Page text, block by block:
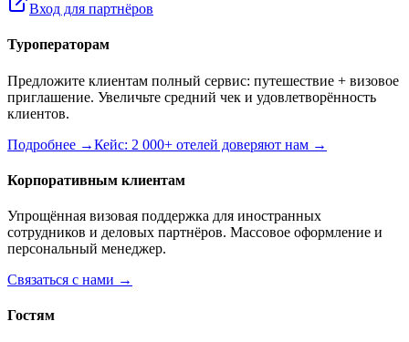
Вход для партнёров
Туроператорам
Предложите клиентам полный сервис: путешествие + визовое
приглашение. Увеличьте средний чек и удовлетворённость
клиентов.
Подробнее →Кейс: 2 000+ отелей доверяют нам →
Корпоративным клиентам
Упрощённая визовая поддержка для иностранных
сотрудников и деловых партнёров. Массовое оформление и
персональный менеджер.
Связаться с нами →
Гостям